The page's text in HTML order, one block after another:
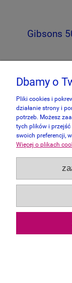
Gibsons
Dbamy o
Pliki cookies i
działanie strony i
potrzeb. Możesz
tych plików i
swoich preferencji,
Więcej o plikach